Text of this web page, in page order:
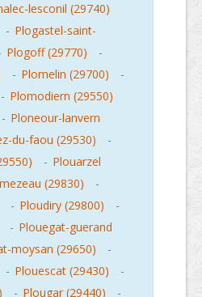
lesconil (29740)
- Plogastel-saint-
Plogoff (29770)
-
- Plomelin (29700)
-
- Plomodiern (29550)
- Ploneour-lanvern
du-faou (29530)
-
- Plouarzel
(29830)
-
- Ploudiry (29800)
-
- Plouegat-guerand
moysan (29650)
-
- Plouescat (29430)
-
- Plougar (29440)
-